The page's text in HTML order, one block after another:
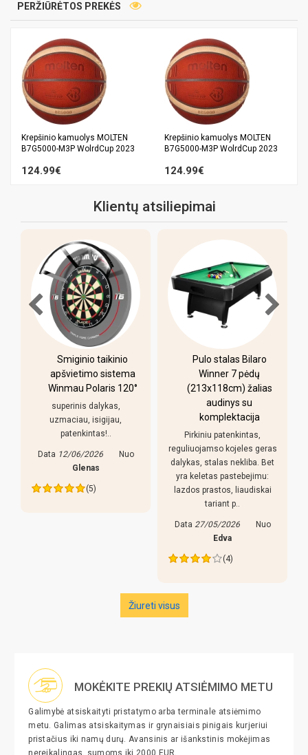
PERŽIŪRĖTOS PREKĖS
Krepšinio kamuolys MOLTEN
B7G5000-M3P WolrdCup 2023
124.99€
Krepšinio kamuolys MOLTEN
B7G5000-M3P WolrdCup 2023
124.99€
Klientų atsiliepimai
Smiginio taikinio
apšvietimo sistema
Winmau Polaris 120°
superinis dalykas,
uzmaciau, isigijau,
patenkintas!..
Data 12/06/2026
Nuo
Glenas
(5)
Pulo stalas Bilaro
Winner 7 pėdų
(213x118cm) žalias
audinys su
komplektacija
Pirkiniu patenkintas,
reguliuojamso kojeles geras
dalykas, stalas nekliba. Bet
yra keletas pastebejimu:
lazdos prastos, liaudiskai
tariant p..
Data 27/05/2026
Nuo
Edva
(4)
Žiureti visus
MOKĖKITE PREKIŲ ATSIĖMIMO METU
Galimybė atsiskaityti pristatymo arba terminale atsiėmimo
metu. Galimas atsiskaitymas ir grynaisiais pinigais kurjeriui
pristačius iki namų durų. Avansinis ar išankstinis mokėjimas
nereikalingas, sumoms iki 2000 EUR.